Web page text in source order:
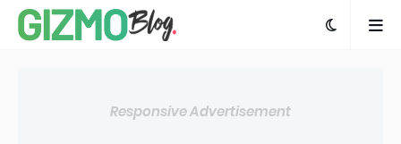
Responsive Advertisement